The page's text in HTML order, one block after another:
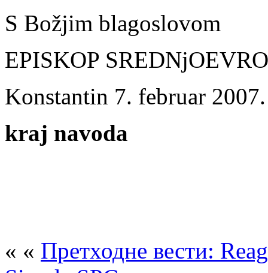
S Božjim blagoslovom
EPISKOP
Konstantin 7. februar
kraj navoda
« « Претходне вести: